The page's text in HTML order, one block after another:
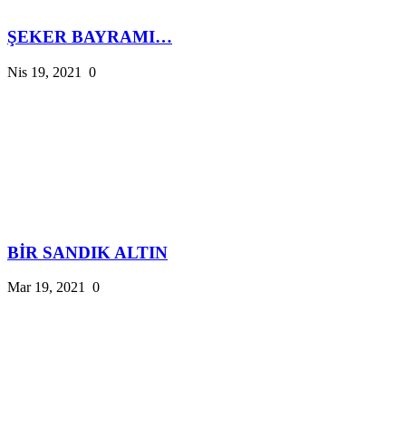
ŞEKER BAYRAMI…
Nis 19, 2021 0
BİR SANDIK ALTIN
Mar 19, 2021 0